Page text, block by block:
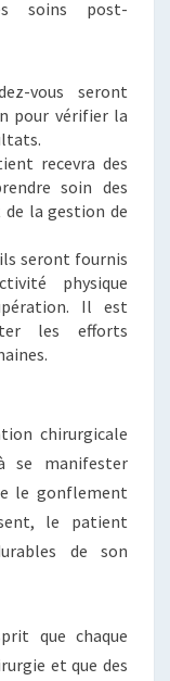
soins post-
vous seront
pour vérifier la
recevra des
soin des
de la gestion de
seront fournis
physique
Il est
les efforts
chirurgicale
se manifester
le gonflement
le patient
de son
que chaque
et que des